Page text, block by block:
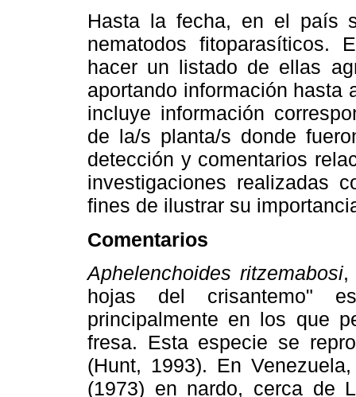
Hasta la fecha, en el país
nematodos fitoparasíticos.
hacer un listado de ellas
aportando información hasta
incluye información
de la/s planta/s donde
detección y comentarios
investigaciones realizadas
fines de ilustrar su
Comentarios
Aphelenchoides ritzemabosi,
hojas del crisantemo"
principalmente en los que
fresa. Esta especie se
(Hunt, 1993). En
(1973) en nardo, cerca de